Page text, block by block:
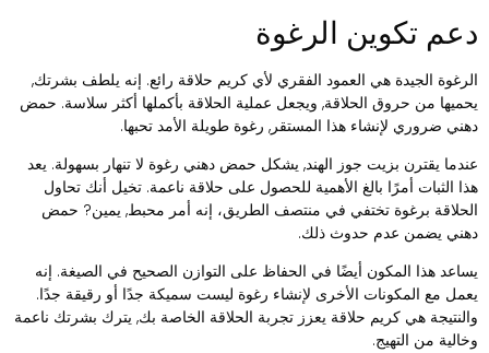
تكوين الرغوة
الجيدة هي العمود الفقري لأي كريم حلاقة رائع. إنه يلطف بشرتك,
من حروق الحلاقة, ويجعل عملية الحلاقة بأكملها أكثر سلاسة. حمض
ضروري لإنشاء هذا المستقر, رغوة طويلة الأمد تحبها.
يقترن بزيت جوز الهند, يشكل حمض دهني رغوة لا تنهار بسهولة. يعد
الثبات أمرًا بالغ الأهمية للحصول على حلاقة ناعمة. تخيل أنك تحاول
برغوة تختفي في منتصف الطريق، إنه أمر محبط, يمين? حمض
يضمن عدم حدوث ذلك.
هذا المكون أيضًا في الحفاظ على التوازن الصحيح في الصيغة. إنه
مع المكونات الأخرى لإنشاء رغوة ليست سميكة جدًا أو رقيقة جدًا.
هي كريم حلاقة يعزز تجربة الحلاقة الخاصة بك, يترك بشرتك ناعمة
من التهيج.